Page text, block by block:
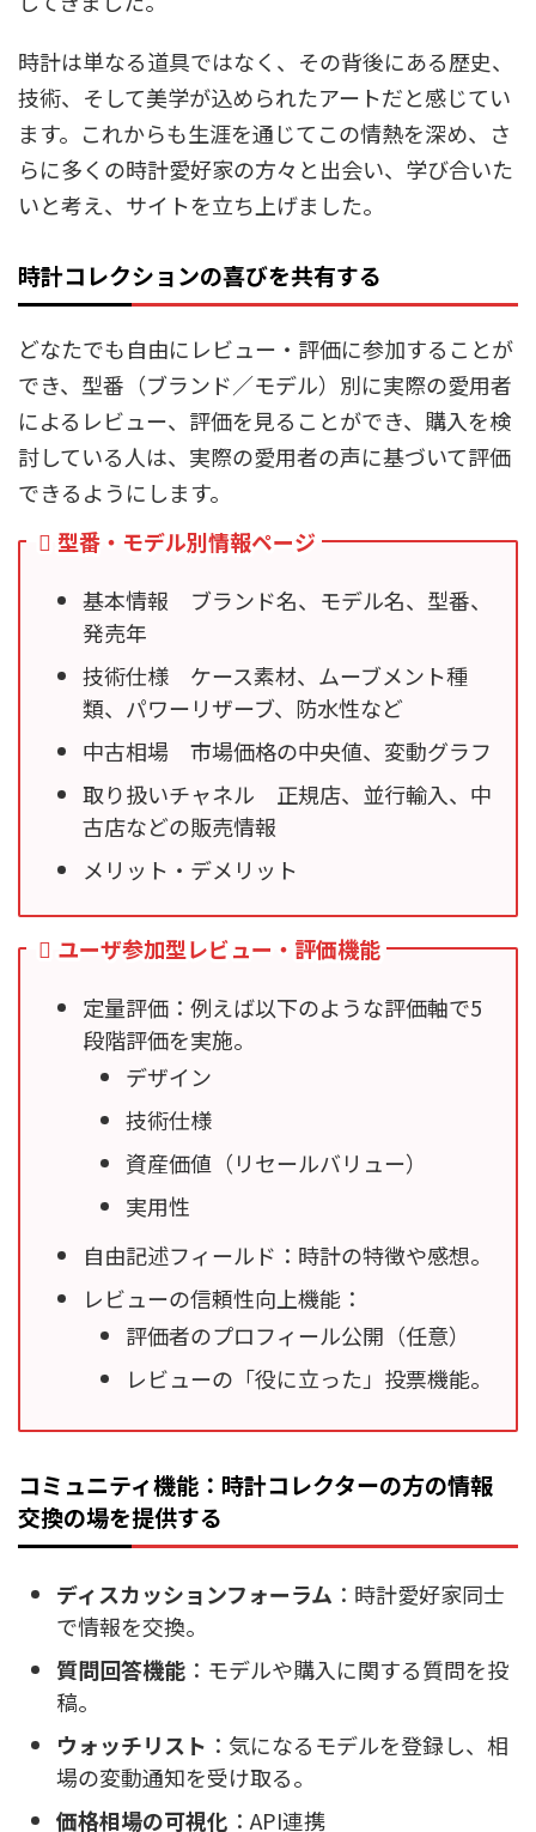
時計は単なる道具ではなく、その背後にある歴史、
技術、そして美学が込められたアートだと感じてい
ます。これからも生涯を通じてこの情熱を深め、さ
らに多くの時計愛好家の方々と出会い、学び合いた
いと考え、サイトを立ち上げました。
時計コレクションの喜びを共有する
どなたでも自由にレビュー・評価に参加することが
でき、型番（ブランド／モデル）別に実際の愛用者
によるレビュー、評価を見ることができ、購入を検
討している人は、実際の愛用者の声に基づいて評価
できるようにします。
型番・モデル別情報ページ
基本情報 ブランド名、モデル名、型番、
発売年
技術仕様 ケース素材、ムーブメント種
類、パワーリザーブ、防水性など
中古相場 市場価格の中央値、変動グラフ
取り扱いチャネル 正規店、並行輸入、中
古店などの販売情報
メリット・デメリット
ユーザ参加型レビュー・評価機能
定量評価：例えば以下のような評価軸で5
段階評価を実施。
デザイン
技術仕様
資産価値（リセールバリュー）
実用性
自由記述フィールド：時計の特徴や感想。
レビューの信頼性向上機能：
評価者のプロフィール公開（任意）
レビューの「役に立った」投票機能。
コミュニティ機能：時計コレクターの方の情報
交換の場を提供する
ディスカッションフォーラム ：時計愛好家同士
で情報を交換。
質問回答機能 ：モデルや購入に関する質問を投
稿。
ウォッチリスト ：気になるモデルを登録し、相
場の変動通知を受け取る。
価格相場の可視化 ：API連携